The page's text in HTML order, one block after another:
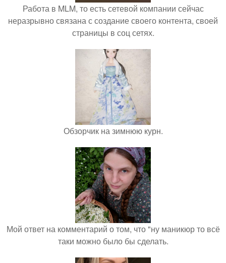
Работа в MLM, то есть сетевой компании сейчас
неразрывно связана с создание своего контента, своей
страницы в соц сетях.
Обзорчик на зимнюю курн.
Мой ответ на комментарий о том, что "ну маникюр то всё
таки можно было бы сделать.